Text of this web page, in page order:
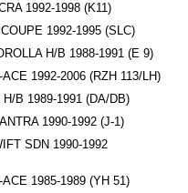
1992-1998 (K11)
1992-1995 (SLC)
H/B 1988-1991 (E 9)
1992-2006 (RZH 113/LH)
B 1989-1991 (DA/DB)
1990-1992 (J-1)
SDN 1990-1992
1985-1989 (YH 51)